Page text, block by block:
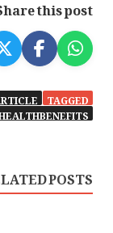
this post:
TAGGED
POSTS